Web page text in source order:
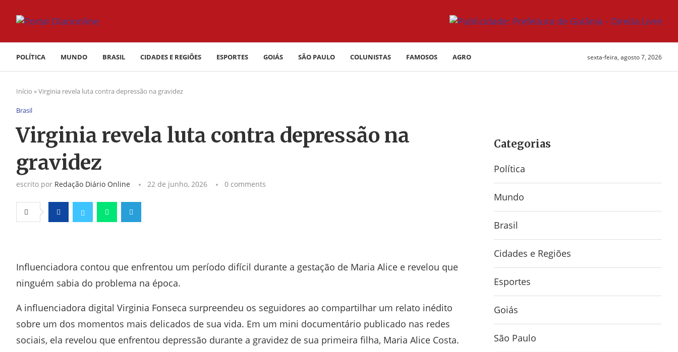
POLÍTICA MUNDO BRASIL CIDADES E REGIÕES ESPORTES GOIÁS SÃO PAULO COLUNISTAS FAMOSOS AGRO sexta-feira, agosto 7, 2026
Início »Virginia revela luta contra depressão na gravidez
Brasil
Virginia revela luta contra depressão na
gravidez
escrito por Redação Diário Online 22 de junho, 2026 0 comments
Influenciadora contou que enfrentou um período difícil durante a gestação de Maria Alice e revelou que
ninguém sabia do problema na época.
A influenciadora digital Virginia Fonseca surpreendeu os seguidores ao compartilhar um relato inédito
sobre um dos momentos mais delicados de sua vida. Em um mini documentário publicado nas redes
sociais, ela revelou que enfrentou depressão durante a gravidez de sua primeira filha, Maria Alice Costa.
Categorias
Política
Mundo
Brasil
Cidades e Regiões
Esportes
Goiás
São Paulo